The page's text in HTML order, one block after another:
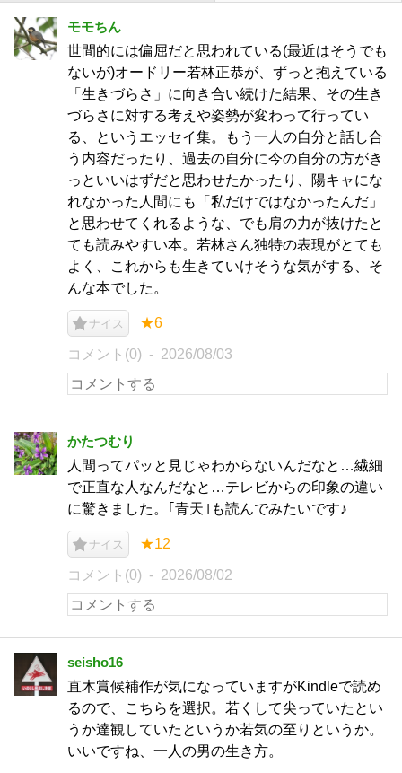
モモちん
世間的には偏屈だと思われている(最近はそうでも
ないが)オードリー若林正恭が、ずっと抱えている
「生きづらさ」に向き合い続けた結果、その生き
づらさに対する考えや姿勢が変わって行ってい
る、というエッセイ集。もう一人の自分と話し合
う内容だったり、過去の自分に今の自分の方がき
っといいはずだと思わせたかったり、陽キャにな
れなかった人間にも「私だけではなかったんだ」
と思わせてくれるような、でも肩の力が抜けたと
ても読みやすい本。若林さん独特の表現がとても
よく、これからも生きていけそうな気がする、そ
んな本でした。
ナイス ★6
コメント(0) 2026/08/03
かたつむり
人間ってパッと見じゃわからないんだなと…繊細
で正直な人なんだなと…テレビからの印象の違い
に驚きました。｢青天｣も読んでみたいです♪
ナイス ★12
コメント(0) 2026/08/02
seisho16
直木賞候補作が気になっていますがKindleで読め
るので、こちらを選択。若くして尖っていたとい
うか達観していたというか若気の至りというか。
いいですね、一人の男の生き方。